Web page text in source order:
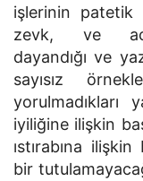
işlerinin patetik
zevk, ve
dayandığı ve
sayısız
yorulmadıkları
iyiliğine ilişkin
ıstırabına
bir